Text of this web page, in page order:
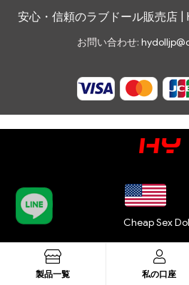
安心・信頼のラブドール販売店 |
お問い合わせ:
Cheap Sex
Sexpuppen
製品一覧 私の口座